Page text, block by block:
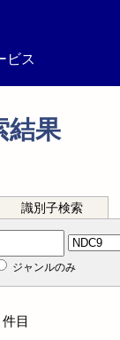
ビス
結果
識別子検索
ジャンルのみ
件目